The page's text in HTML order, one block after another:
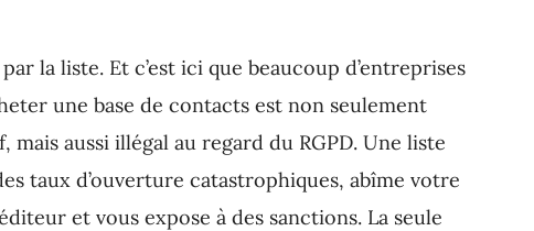
la liste. Et c’est ici que beaucoup d’entreprises
une base de contacts est non seulement
aussi illégal au regard du RGPD. Une liste
taux d’ouverture catastrophiques, abîme votre
et vous expose à des sanctions. La seule